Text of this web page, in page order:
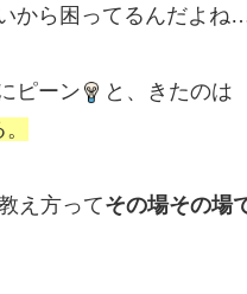
から困ってるんだよね…
ピーン
と、きたのは
え方ってその場その場